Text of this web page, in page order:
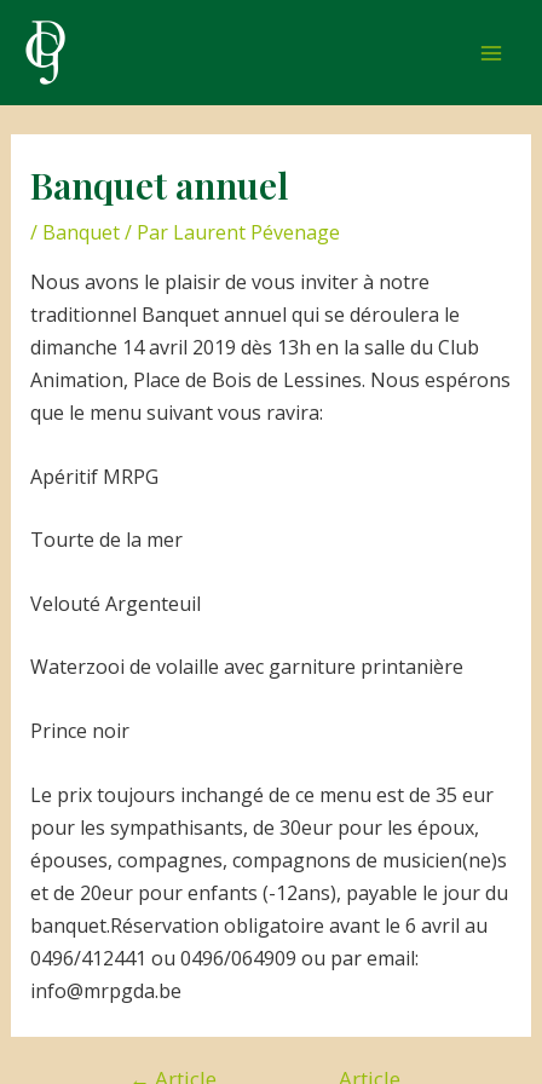
Aller
contenu
Banquet annuel
/ Banquet/ Par Laurent Pévenage
Nous avons le plaisir de vous inviter à notre
traditionnel Banquet annuel qui se déroulera le
dimanche 14 avril 2019 dès 13h en la salle du Club
Animation, Place de Bois de Lessines. Nous espérons
que le menu suivant vous ravira:
Apéritif MRPG
Tourte de la mer
Velouté Argenteuil
Waterzooi de volaille avec garniture printanière
Prince noir
Le prix toujours inchangé de ce menu est de 35 eur
pour les sympathisants, de 30eur pour les époux,
épouses, compagnes, compagnons de musicien(ne)s
et de 20eur pour enfants (-12ans), payable le jour du
banquet.Réservation obligatoire avant le 6 avril au
0496/412441 ou 0496/064909 ou par email:
info@mrpgda.be
← Article Article